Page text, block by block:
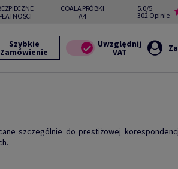
PŁATNOŚCI
COALA PRÓBKI
A4
5.0/5
302 Opinie
Szybkie
Zamówienie
szczególnie do prestiżowej